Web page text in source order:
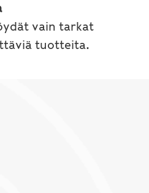
vain tarkat
tuotteita.